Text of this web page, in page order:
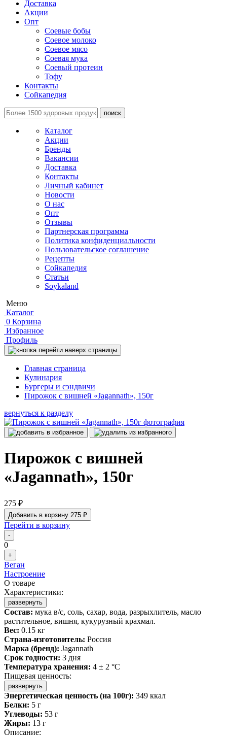
Доставка
Акции
Опт
Соевые бобы
Соевое молоко
Соевое мясо
Соевая мука
Соевый протеин
Тофу
Контакты
Сойкапедия
поиск
Каталог
Акции
Бренды
Вакансии
Доставка
Контакты
Личный кабинет
Новости
О нас
Опт
Отзывы
Партнерская программа
Политика конфиденциальности
Пользовательское соглашение
Рецепты
Сойкапедия
Статьи
Soykaland
Меню
Каталог
0 Корзина
Избранное
Профиль
Главная страница
Кулинария
Бургеры и сэндвичи
Пирожок с вишней «Jagannath», 150г
вернуться к разделу
Пирожок с вишней
«Jagannath», 150г
275 ₽
Добавить в корзину 275 ₽
Перейти в корзину
-
0
+
Веган
Настроение
О товаре
Характеристики:
развернуть
Состав: мука в/с, соль, сахар, вода, разрыхлитель, масло
растительное, вишня, кукурузный крахмал.
Вес: 0.15 кг
Страна-изготовитель: Россия
Марка (бренд): Jagannath
Срок годности: 3 дня
Температура хранения: 4 ± 2 °C
Пищевая ценность:
развернуть
Энергетическая ценность (на 100г): 349 ккал
Белки: 5 г
Углеводы: 53 г
Жиры: 13 г
Описание: